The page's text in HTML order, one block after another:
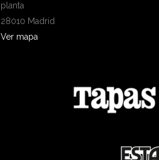
planta
28010 Madrid
Ver mapa